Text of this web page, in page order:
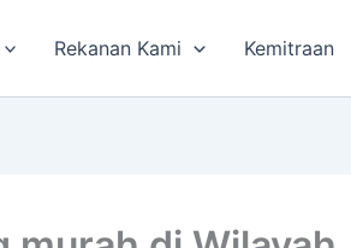
Rekanan Kami Kemitraan